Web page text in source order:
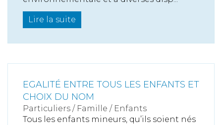
Lire la suite
EGALITÉ ENTRE TOUS LES ENFANTS ET
CHOIX DU NOM
Particuliers / Famille / Enfants
Tous les enfants mineurs, qu’ils soient nés